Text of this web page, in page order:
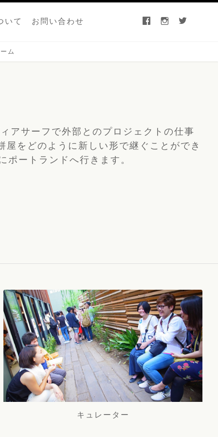
いて お問い合わせ facebook instagram twitter
ム
アサーフで外部とのプロジェクトの仕事
をどのように新しい形で継ぐことができ
ポートランドへ行きます。
キュレーター